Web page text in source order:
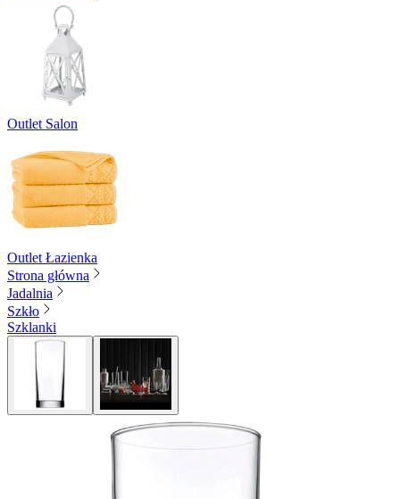
Outlet Salon
Outlet Łazienka
Strona główna
Jadalnia
Szkło
Szklanki